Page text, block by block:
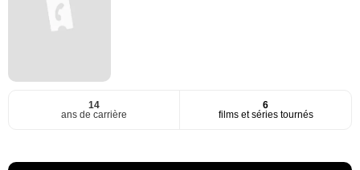
14
ans de carrière
6
films et séries tournés